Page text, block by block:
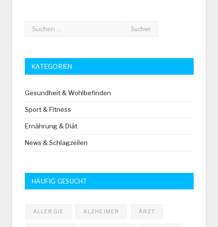
KATEGORIEN
Gesundheit & Wohlbefinden
Sport & Fitness
Ernährung & Diät
News & Schlagzeilen
HÄUFIG GESUCHT
ALLERGIE ALZHEIMER ARZT